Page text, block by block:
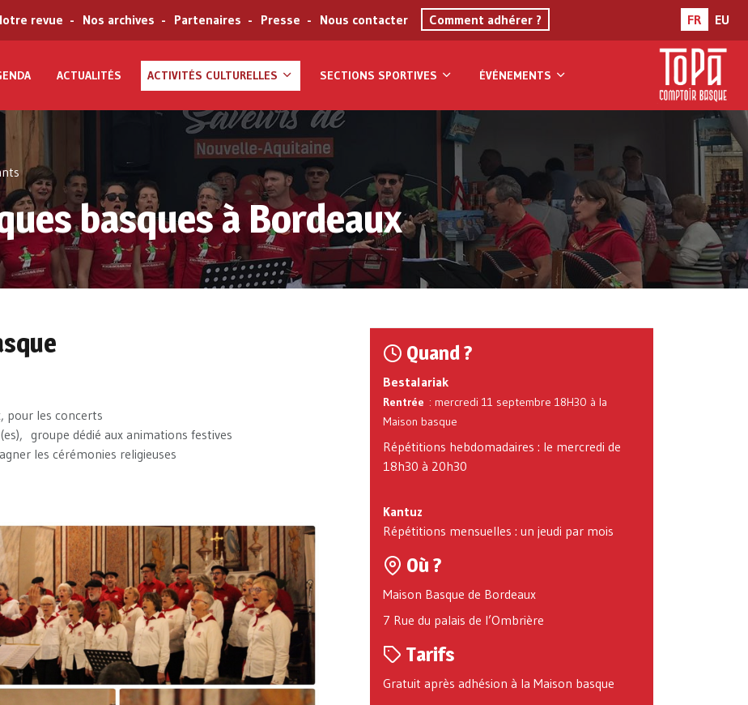
revue Nos archives Partenaires Presse Nous contacter Comment adhérer ? FR EU
ACTUALITÉS ACTIVITÉS CULTURELLES SECTIONS SPORTIVES ÉVÉNEMENTS
basques à Bordeaux
pour les concerts
groupe dédié aux animations festives
les cérémonies religieuses
Quand ?
Bestalariak
Rentrée : mercredi 11 septembre 18H30 à la
Maison basque
Répétitions hebdomadaires : le mercredi de
18h30 à 20h30
Kantuz
Répétitions mensuelles : un jeudi par mois
Où ?
Maison Basque de Bordeaux
7 Rue du palais de l’Ombrière
Tarifs
Gratuit après adhésion à la Maison basque